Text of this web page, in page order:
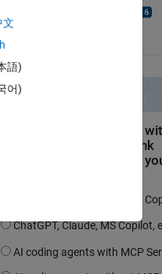
le 10 Jan 2023
文
語)
어)